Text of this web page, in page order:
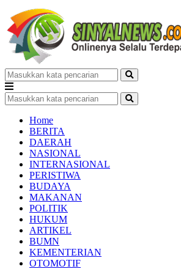
Home
BERITA
DAERAH
NASIONAL
INTERNASIONAL
PERISTIWA
BUDAYA
MAKANAN
POLITIK
HUKUM
ARTIKEL
BUMN
KEMENTERIAN
OTOMOTIF